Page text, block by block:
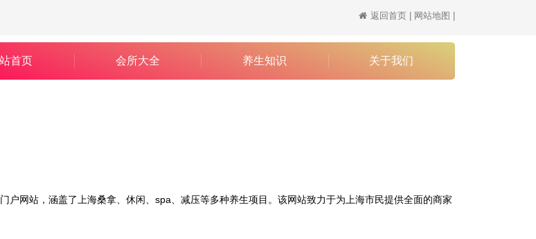
返回首页 网站地图
首页 会所大全 养生知识 关于我们
户网站，涵盖了 上海桑拿、休闲、spa、减压等多种养生项目。该网站致力于为 上海市民提供全面的商家